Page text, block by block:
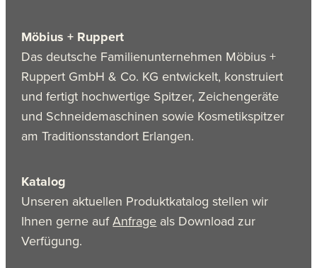
Möbius + Ruppert
Das deutsche Familienunternehmen Möbius +
Ruppert GmbH & Co. KG entwickelt, konstruiert
und fertigt hochwertige Spitzer, Zeichengeräte
und Schneidemaschinen sowie Kosmetikspitzer
am Traditionsstandort Erlangen.
Katalog
Unseren aktuellen Produktkatalog stellen wir
Ihnen gerne aufAnfrage als Download zur
Verfügung.